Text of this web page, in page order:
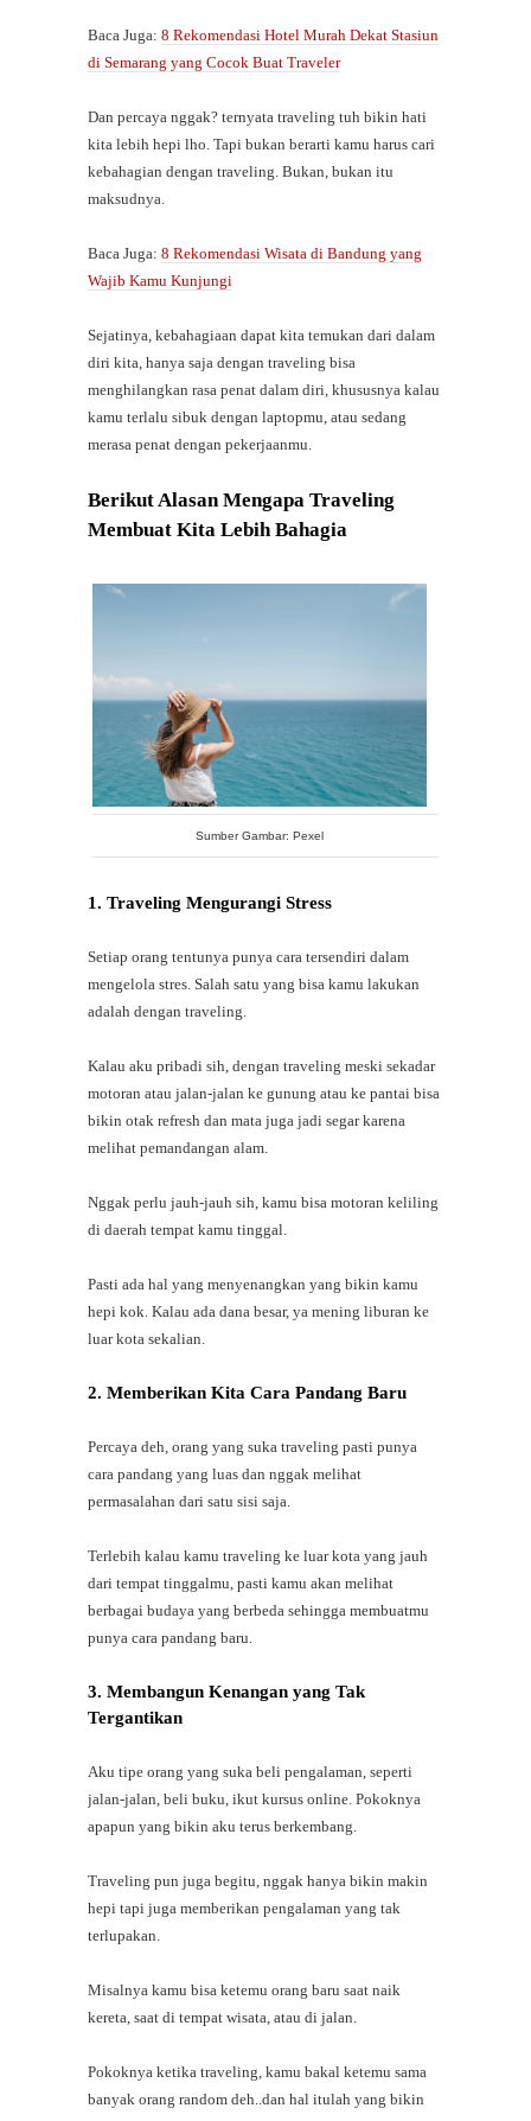
Baca Juga: 8 Rekomendasi Hotel Murah Dekat Stasiun
di Semarang yang Cocok Buat Traveler
Dan percaya nggak? ternyata traveling tuh bikin hati
kita lebih hepi lho. Tapi bukan berarti kamu harus cari
kebahagian dengan traveling. Bukan, bukan itu
maksudnya.
Baca Juga: 8 Rekomendasi Wisata di Bandung yang
Wajib Kamu Kunjungi
Sejatinya, kebahagiaan dapat kita temukan dari dalam
diri kita, hanya saja dengan traveling bisa
menghilangkan rasa penat dalam diri, khususnya kalau
kamu terlalu sibuk dengan laptopmu, atau sedang
merasa penat dengan pekerjaanmu.
Berikut Alasan Mengapa Traveling
Membuat Kita Lebih Bahagia
Sumber Gambar: Pexel
1. Traveling Mengurangi Stress
Setiap orang tentunya punya cara tersendiri dalam
mengelola stres. Salah satu yang bisa kamu lakukan
adalah dengan traveling.
Kalau aku pribadi sih, dengan traveling meski sekadar
motoran atau jalan-jalan ke gunung atau ke pantai bisa
bikin otak refresh dan mata juga jadi segar karena
melihat pemandangan alam.
Nggak perlu jauh-jauh sih, kamu bisa motoran keliling
di daerah tempat kamu tinggal.
Pasti ada hal yang menyenangkan yang bikin kamu
hepi kok. Kalau ada dana besar, ya mening liburan ke
luar kota sekalian.
2. Memberikan Kita Cara Pandang Baru
Percaya deh, orang yang suka traveling pasti punya
cara pandang yang luas dan nggak melihat
permasalahan dari satu sisi saja.
Terlebih kalau kamu traveling ke luar kota yang jauh
dari tempat tinggalmu, pasti kamu akan melihat
berbagai budaya yang berbeda sehingga membuatmu
punya cara pandang baru.
3. Membangun Kenangan yang Tak
Tergantikan
Aku tipe orang yang suka beli pengalaman, seperti
jalan-jalan, beli buku, ikut kursus online. Pokoknya
apapun yang bikin aku terus berkembang.
Traveling pun juga begitu, nggak hanya bikin makin
hepi tapi juga memberikan pengalaman yang tak
terlupakan.
Misalnya kamu bisa ketemu orang baru saat naik
kereta, saat di tempat wisata, atau di jalan.
Pokoknya ketika traveling, kamu bakal ketemu sama
banyak orang random deh..dan hal itulah yang bikin